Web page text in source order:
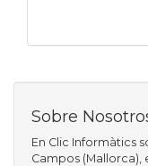
Sobre
En Clic Informàtics
Campos